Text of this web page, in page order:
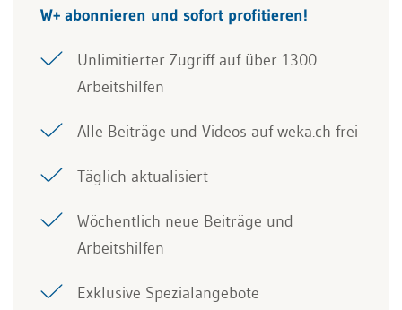
W+ abonnieren und sofort profitieren!
Unlimitierter Zugriff auf über 1300
Arbeitshilfen
Alle Beiträge und Videos auf weka.ch frei
Täglich aktualisiert
Wöchentlich neue Beiträge und
Arbeitshilfen
Exklusive Spezialangebote